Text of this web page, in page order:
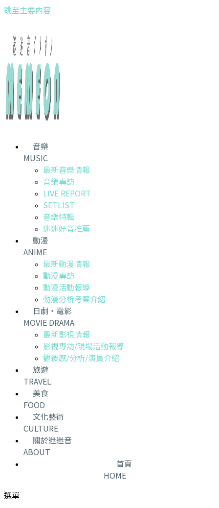
跳至主要內容
音樂
MUSIC
最新音樂情報
音樂專訪
LIVE REPORT
SETLIST
音樂特輯
迷迷好音推薦
動漫
ANIME
最新動漫情報
動漫專訪
動漫活動報導
動漫分析考察介紹
日劇・電影
MOVIE DRAMA
最新影視情報
影視專訪/現場活動報導
觀後感/分析/演員介紹
旅遊
TRAVEL
美食
FOOD
文化藝術
CULTURE
關於迷迷音
ABOUT
首頁
HOME
選單